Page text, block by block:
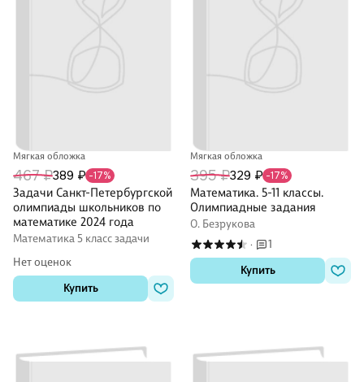
Мягкая обложка
467 ₽389 ₽ -17%
Задачи Санкт-Петербургской
олимпиады школьников по
математике 2024 года
Математика 5 класс задачи
Нет оценок
Купить
Мягкая обложка
395 ₽329 ₽ -17%
Математика. 5-11 классы.
Олимпиадные задания
О. Безрукова
·
1
Купить